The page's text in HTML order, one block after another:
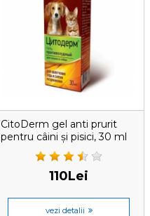
CitoDerm gel anti prurit
pentru câini și pisici, 30 ml
110Lei
vezi detalii